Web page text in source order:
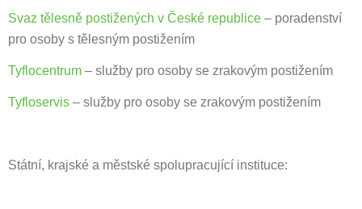
Svaz tělesně postižených v České republice – poradenství
pro osoby s tělesným postižením
Tyflocentrum – služby pro osoby se zrakovým postižením
Tyfloservis – služby pro osoby se zrakovým postižením
Státní, krajské a městské spolupracující instituce: